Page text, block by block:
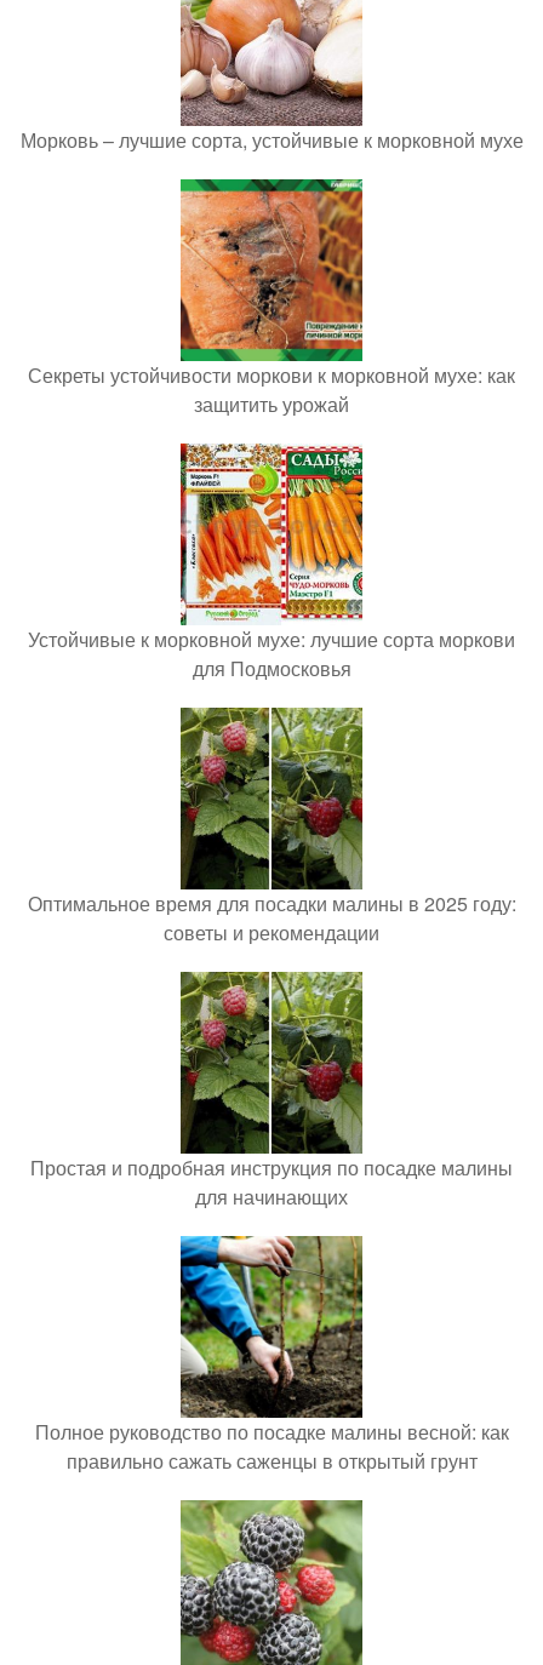
Морковь – лучшие сорта, устойчивые к морковной мухе
Секреты устойчивости моркови к морковной мухе: как
защитить урожай
Устойчивые к морковной мухе: лучшие сорта моркови
для Подмосковья
Оптимальное время для посадки малины в 2025 году:
советы и рекомендации
Простая и подробная инструкция по посадке малины
для начинающих
Полное руководство по посадке малины весной: как
правильно сажать саженцы в открытый грунт